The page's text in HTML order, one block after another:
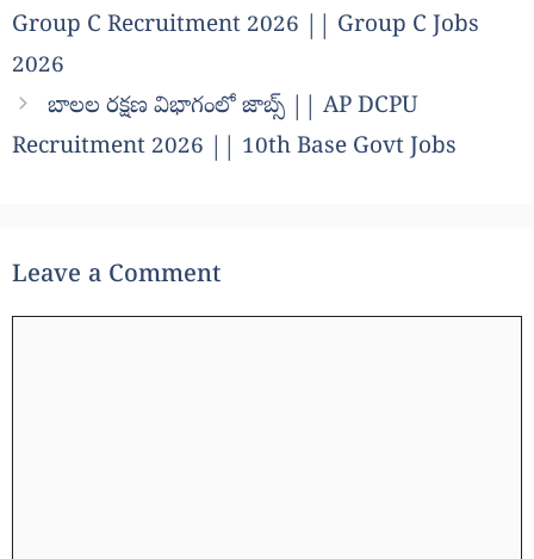
Group C Recruitment 2026 || Group C Jobs
2026
బాలల రక్షణ విభాగంలో జాబ్స్ || AP DCPU
Recruitment 2026 || 10th Base Govt Jobs
Leave a Comment